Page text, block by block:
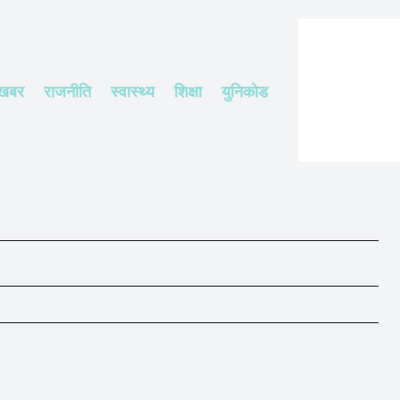
राजनीति स्वास्थ्य शिक्षा युनिकोड